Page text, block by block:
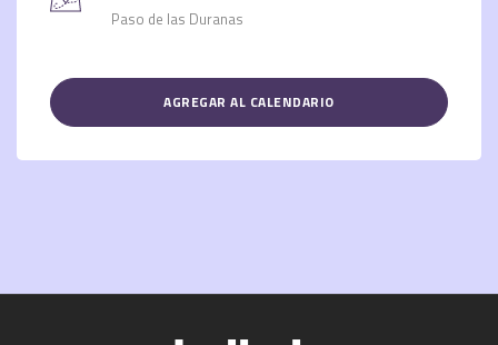
Paso de las Duranas
AGREGAR AL CALENDARIO